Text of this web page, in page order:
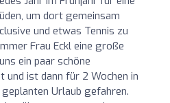
um dort gemeinsam
und etwas Tennis zu
Frau Eckl eine große
ein paar schöne
und ist dann für 2 Wochen in
Urlaub gefahren.